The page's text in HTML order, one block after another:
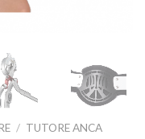
/ TUTORE ANCA